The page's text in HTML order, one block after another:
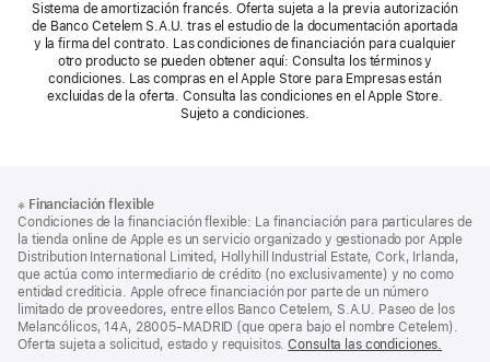
Sistema de amortización francés. Oferta sujeta a la previa autorización
de Banco Cetelem S.A.U. tras el estudio de la documentación aportada
y la firma del contrato. Las condiciones de financiación para cualquier
otro producto se pueden obtener aquí: Consulta los términos y
condiciones. Las compras en el Apple Store para Empresas están
excluidas de la oferta. Consulta las condiciones en el Apple Store.
Sujeto a condiciones.
a
pie
de
página
al
pie
※ Financiación flexible
Condiciones de la financiación flexible: La financiación para particulares de
la tienda online de Apple es un servicio organizado y gestionado por Apple
Distribution International Limited, Hollyhill Industrial Estate, Cork, Irlanda,
que actúa como intermediario de crédito (no exclusivamente) y no como
entidad crediticia. Apple ofrece financiación por parte de un número
limitado de proveedores, entre ellos Banco Cetelem, S.A.U. Paseo de los
Melancólicos, 14A, 28005-MADRID (que opera bajo el nombre Cetelem).
Oferta sujeta a solicitud, estado y requisitos.Consulta las condiciones.